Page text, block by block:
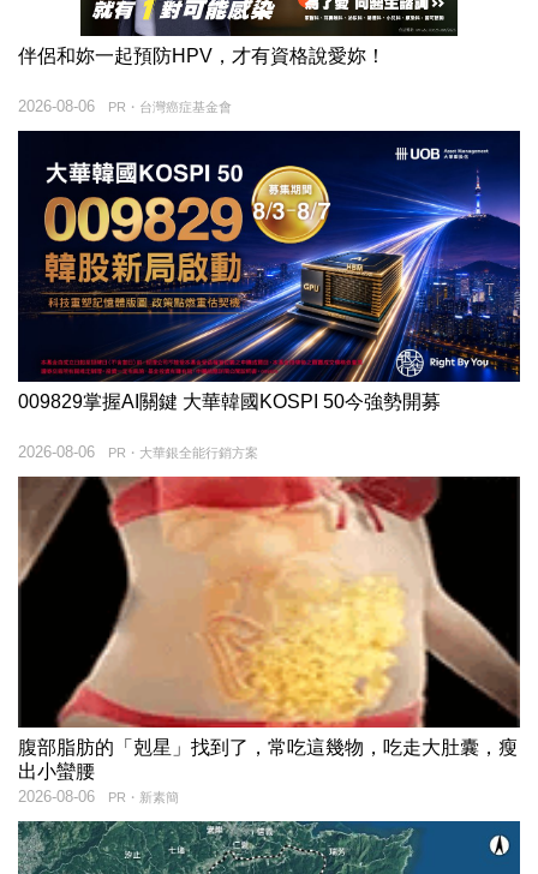
伴侶和妳一起預防HPV，才有資格說愛妳！
PR・台灣癌症基金會
2026-08-06
009829掌握AI關鍵 大華韓國KOSPI 50今強勢開募
PR・大華銀全能行銷方案
2026-08-06
腹部脂肪的「剋星」找到了，常吃這幾物，吃走大肚囊，瘦
出小蠻腰
PR・新素簡
2026-08-06